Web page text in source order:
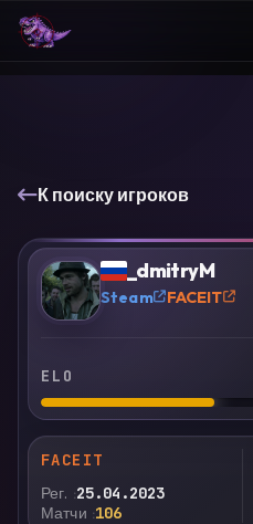
К поиску игроков
? _dmitryM
Steam FACEIT
ELO
FACEIT
Рег. 25.04.2023
Матчи 106